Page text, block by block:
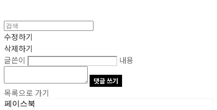
수정하기
삭제하기
글쓴이
내용
댓글 쓰기
목록으로 가기
페이스북